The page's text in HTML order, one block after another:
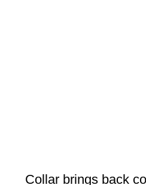
Collar brings back